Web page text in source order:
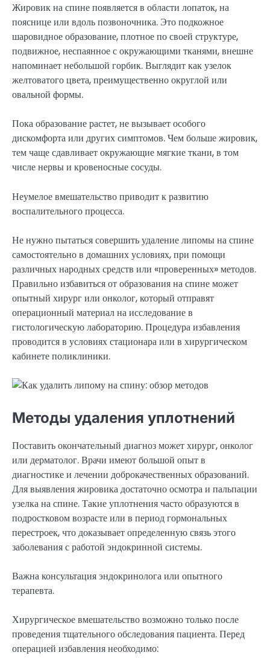
Жировик на спине появляется в области лопаток, на
пояснице или вдоль позвоночника. Это подкожное
шаровидное образование, плотное по своей структуре,
подвижное, неспаянное с окружающими тканями, внешне
напоминает небольшой горбик. Выглядит как узелок
желтоватого цвета, преимущественно округлой или
овальной формы.
Пока образование растет, не вызывает особого
дискомфорта или других симптомов. Чем больше жировик,
тем чаще сдавливает окружающие мягкие ткани, в том
числе нервы и кровеносные сосуды.
Неумелое вмешательство приводит к развитию
воспалительного процесса.
Не нужно пытаться совершить удаление липомы на спине
самостоятельно в домашних условиях, при помощи
различных народных средств или «проверенных» методов.
Правильно избавиться от образования на спине может
опытный хирург или онколог, который отправят
операционный материал на исследование в
гистологическую лабораторию. Процедура избавления
проводится в условиях стационара или в хирургическом
кабинете поликлиники.
Методы удаления уплотнений
Поставить окончательный диагноз может хирург, онколог
или дерматолог. Врачи имеют большой опыт в
диагностике и лечении доброкачественных образований.
Для выявления жировика достаточно осмотра и пальпации
узелка на спине. Такие уплотнения часто образуются в
подростковом возрасте или в период гормональных
перестроек, что доказывает определенную связь этого
заболевания с работой эндокринной системы.
Важна консультация эндокринолога или опытного
терапевта.
Хирургическое вмешательство возможно только после
проведения тщательного обследования пациента. Перед
операцией избавления необходимо: